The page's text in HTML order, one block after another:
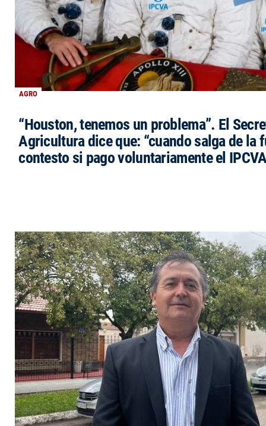
AGRO
“Houston, tenemos un problema”. El
Agricultura dice que: “cuando salga de la
contesto si pago voluntariamente el